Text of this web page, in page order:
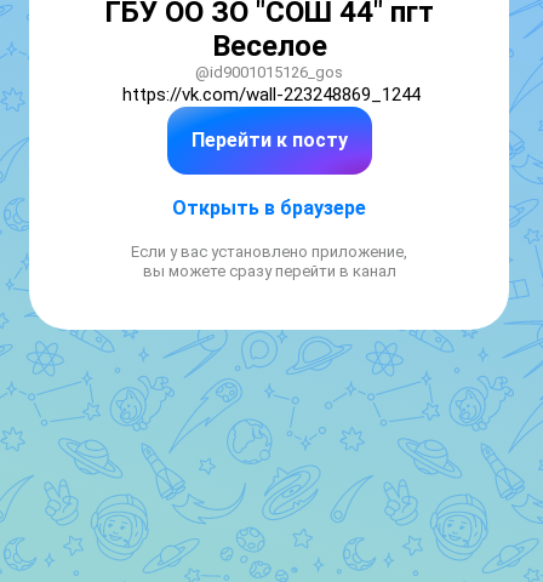
ГБУ ОО ЗО "СОШ 44" пгт
Веселое
@id9001015126_gos
https://vk.com/wall-223248869_1244
Перейти к посту
Открыть в браузере
Если у вас установлено приложение,
вы можете сразу перейти в канал